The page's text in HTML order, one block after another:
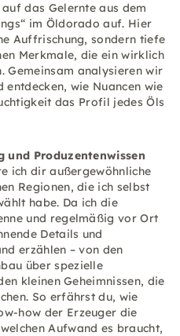
das Gelernte aus dem
im Öldorado auf. Hier
Auffrischung, sondern tiefe
Merkmale, die ein wirklich
Gemeinsam analysieren wir
wie Nuancen wie
das Profil jedes Öls
und Produzentenwissen
ich dir außergewöhnliche
Regionen, die ich selbst
habe. Da ich die
und regelmäßig vor Ort
Details und
erzählen – von den
über spezielle
kleinen Geheimnissen, die
So erfährst du, wie
how der Erzeuger die
Aufwand es braucht,